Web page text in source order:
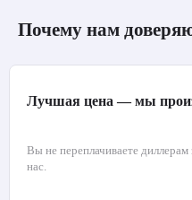
Почему нам
Лучшая цена — мы
Вы не переплачиваете
нас.